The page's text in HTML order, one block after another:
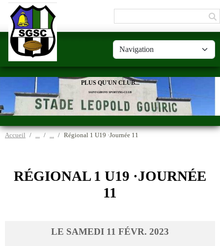
PLUS QU'UN CLUB...
SAINT-GIRONS SPORTING-CLUB
Accueil Régional 1 U19 ·Journée 11
RÉGIONAL 1 U19 ·JOURNÉE
11
LE SAMEDI 11 FÉVR. 2023
Panneau de gestion des cookies